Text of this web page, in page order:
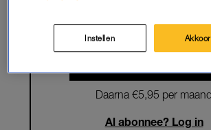
Daarna €5,95 per
Al abonnee? Log in
Instellen